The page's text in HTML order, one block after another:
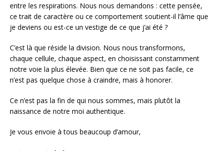
entre les respirations. Nous nous demandons : cette pensée,
ce trait de caractère ou ce comportement soutient-il l’âme que
je deviens ou est-ce un vestige de ce que j’ai été ?
C’est là que réside la division. Nous nous transformons,
chaque cellule, chaque aspect, en choisissant constamment
notre voie la plus élevée. Bien que ce ne soit pas facile, ce
n’est pas quelque chose à craindre, mais à honorer.
Ce n’est pas la fin de qui nous sommes, mais plutôt la
naissance de notre moi authentique.
Je vous envoie à tous beaucoup d’amour,